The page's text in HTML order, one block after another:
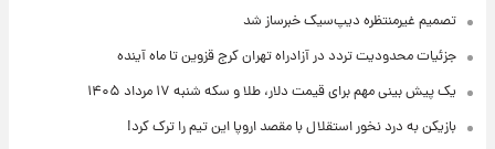
تصمیم غیرمنتظره دیپ‌سیک خبرساز شد
جزئیات محدودیت تردد در آزادراه تهران کرج قزوین تا ماه آینده
یک پیش ‌بینی مهم برای قیمت دلار، طلا و سکه شنبه ۱۷ مرداد ۱۴۰۵
بازیکن به درد نخور استقلال با مقصد اروپا این تیم را ترک کرد!